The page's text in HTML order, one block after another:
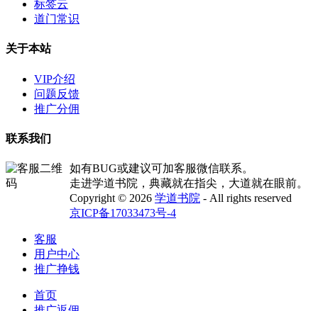
标签云
道门常识
关于本站
VIP介绍
问题反馈
推广分佣
联系我们
如有BUG或建议可加客服微信联系。
走进学道书院，典藏就在指尖，大道就在眼前。
Copyright © 2026 学道书院 - All rights reserved
京ICP备17033473号-4
客服
用户中心
推广挣钱
首页